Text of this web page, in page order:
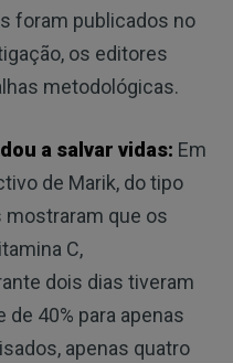
foram publicados no
os editores
metodológicas.
a salvar vidas: Em
de Marik, do tipo
que os
C,
dois dias tiveram
40% para apenas
apenas quatro